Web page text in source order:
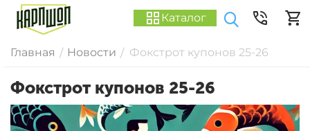
Каталог
Главная / Новости / Фокстрот купонов 25-26
Фокстрот купонов 25-26